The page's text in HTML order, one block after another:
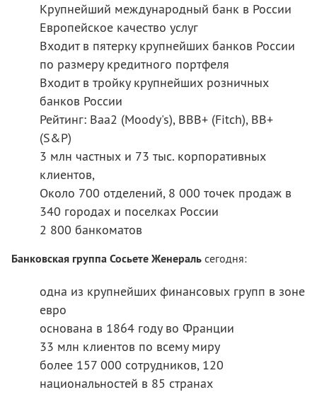
Крупнейший международный банк в России
Европейское качество услуг
Входит в пятерку крупнейших банков России
по размеру кредитного портфеля
Входит в тройку крупнейших розничных
банков России
Рейтинг: Baa2 (Moody's), BBB+ (Fitch), BB+
(S&P)
3 млн частных и 73 тыс. корпоративных
клиентов,
Около 700 отделений, 8 000 точек продаж в
340 городах и поселках России
2 800 банкоматов
Банковская группа Сосьете Женераль сегодня:
одна из крупнейших финансовых групп в зоне
евро
основана в 1864 году во Франции
33 млн клиентов по всему миру
более 157 000 сотрудников, 120
национальностей в 85 странах